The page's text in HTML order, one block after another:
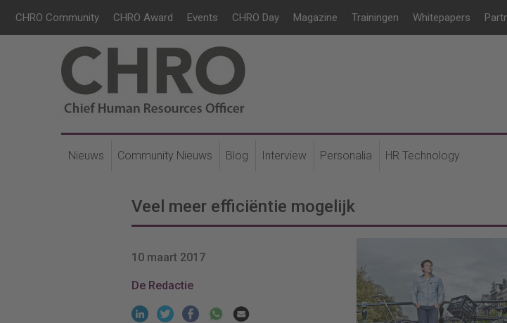
CHRO Community CHRO Award Events CHRO Day Magazine Trainingen Whitepapers
Nieuws Community Nieuws Blog Interview Personalia HR Technology
Veel meer efficiëntie mogelijk
10 maart 2017
De Redactie